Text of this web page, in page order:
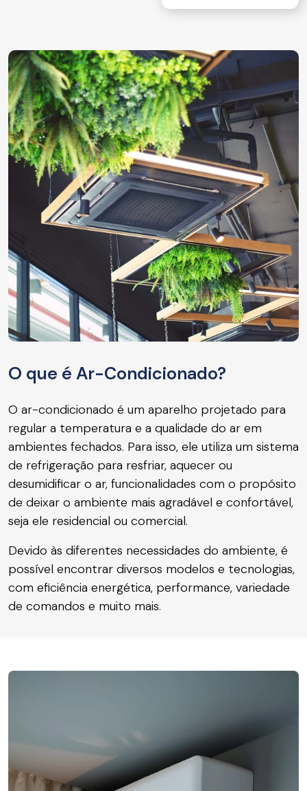
O que é Ar-Condicionado?
O ar-condicionado é um aparelho projetado para
regular a temperatura e a qualidade do ar em
ambientes fechados. Para isso, ele utiliza um sistema
de refrigeração para resfriar, aquecer ou
desumidificar o ar, funcionalidades com o propósito
de deixar o ambiente mais agradável e confortável,
seja ele residencial ou comercial.
Devido às diferentes necessidades do ambiente, é
possível encontrar diversos modelos e tecnologias,
com eficiência energética, performance, variedade
de comandos e muito mais.